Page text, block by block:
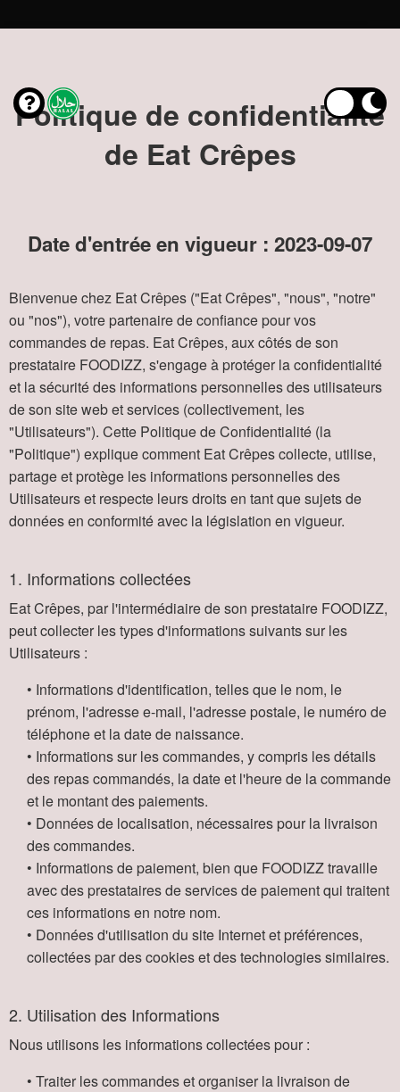
Politique de confidentialité
de Eat Crêpes
Date d'entrée en vigueur : 2023-09-07
Bienvenue chez Eat Crêpes ("Eat Crêpes", "nous", "notre"
ou "nos"), votre partenaire de confiance pour vos
commandes de repas. Eat Crêpes, aux côtés de son
prestataire FOODIZZ, s'engage à protéger la confidentialité
et la sécurité des informations personnelles des utilisateurs
de son site web et services (collectivement, les
"Utilisateurs"). Cette Politique de Confidentialité (la
"Politique") explique comment Eat Crêpes collecte, utilise,
partage et protège les informations personnelles des
Utilisateurs et respecte leurs droits en tant que sujets de
données en conformité avec la législation en vigueur.
1. Informations collectées
Eat Crêpes, par l'intermédiaire de son prestataire FOODIZZ,
peut collecter les types d'informations suivants sur les
Utilisateurs :
• Informations d'identification, telles que le nom, le
prénom, l'adresse e-mail, l'adresse postale, le numéro de
téléphone et la date de naissance.
• Informations sur les commandes, y compris les détails
des repas commandés, la date et l'heure de la commande
et le montant des paiements.
• Données de localisation, nécessaires pour la livraison
des commandes.
• Informations de paiement, bien que FOODIZZ travaille
avec des prestataires de services de paiement qui traitent
ces informations en notre nom.
• Données d'utilisation du site Internet et préférences,
collectées par des cookies et des technologies similaires.
2. Utilisation des Informations
Nous utilisons les informations collectées pour :
• Traiter les commandes et organiser la livraison de